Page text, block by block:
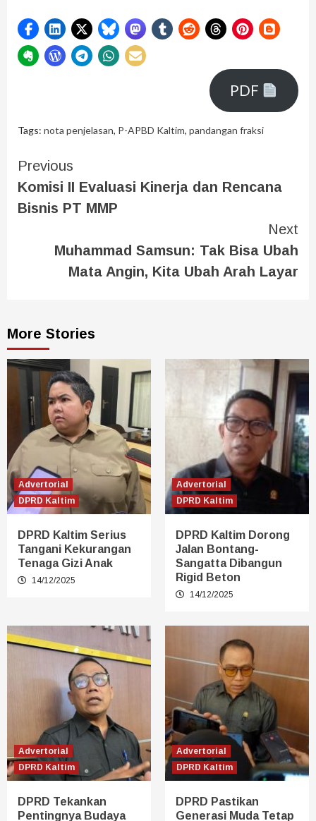
PDF
Tags: nota penjelasan, P-APBD Kaltim, pandangan fraksi
Previous
Komisi II Evaluasi Kinerja dan Rencana
Bisnis PT MMP
Next
Muhammad Samsun: Tak Bisa Ubah
Mata Angin, Kita Ubah Arah Layar
More Stories
Advertorial
DPRD Kaltim
DPRD Kaltim Serius
Tangani Kekurangan
Tenaga Gizi Anak
14/12/2025
Advertorial
DPRD Kaltim
DPRD Kaltim Dorong
Jalan Bontang-
Sangatta Dibangun
Rigid Beton
14/12/2025
Advertorial
DPRD Kaltim
DPRD Tekankan
Pentingnya Budaya
Advertorial
DPRD Kaltim
DPRD Pastikan
Generasi Muda Tetap